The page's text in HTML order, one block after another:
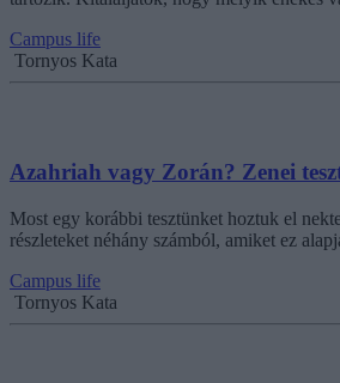
Campus life
Tornyos Kata
Azahriah vagy Zorán? Zenei
Most egy korábbi tesztünket hoztuk el
részleteket néhány számból, amiket ez
Campus life
Tornyos Kata